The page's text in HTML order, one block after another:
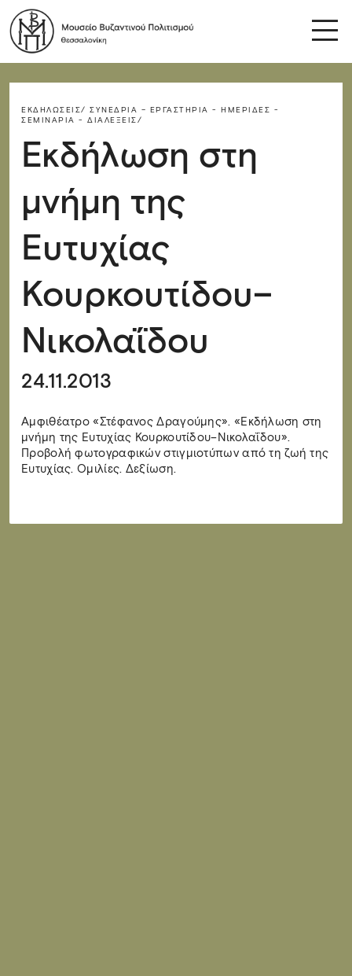
ΕΚΔΗΛΏΣΕΙΣ/ ΣΥΝΈΔΡΙΑ – ΕΡΓΑΣΤΉΡΙΑ - ΗΜΕΡΊΔΕΣ -
ΣΕΜΙΝΆΡΙΑ - ΔΙΑΛΈΞΕΙΣ/
Εκδήλωση στη
μνήμη της
Ευτυχίας
Κουρκουτίδου–
Νικολαΐδου
24.11.2013
Αμφιθέατρο «Στέφανος Δραγούμης». «Εκδήλωση στη
μνήμη της Ευτυχίας Κουρκουτίδου–Νικολαΐδου».
Προβολή φωτογραφικών στιγμιοτύπων από τη ζωή της
Ευτυχίας. Ομιλίες. Δεξίωση.